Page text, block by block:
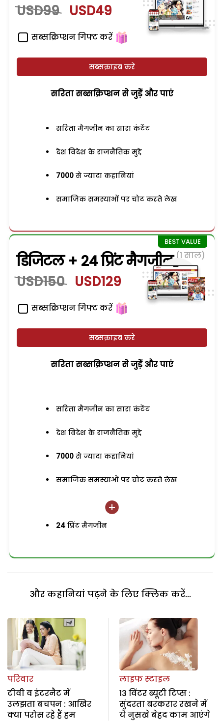
USD99 USD49
सब्सक्रिप्शन गिफ्ट करें
सब्सक्राइब करें
सरिता सब्सक्रिप्शन से जुड़ेें और पाएं
सरिता मैगजीन का सारा कंटेंट
देश विदेश के राजनैतिक मुद्दे
7000 से ज्यादा कहानियां
समाजिक समस्याओं पर चोट करते लेख
डिजिटल + 24 प्रिंट मैगजीन (1 साल)
USD150 USD129
सब्सक्रिप्शन गिफ्ट करें
सब्सक्राइब करें
सरिता सब्सक्रिप्शन से जुड़ेें और पाएं
सरिता मैगजीन का सारा कंटेंट
देश विदेश के राजनैतिक मुद्दे
7000 से ज्यादा कहानियां
समाजिक समस्याओं पर चोट करते लेख
24 प्रिंट मैगजीन
और कहानियां पढ़ने के लिए क्लिक करें...
परिवार
टीवी व इंटरनैट में
उलझता बचपन : आखिर
क्या परोस रहे हैं हम
लाइफ स्टाइल
13 विंटर ब्यूटी टिप्स :
सुंदरता बरकरार रखने में
ये नुसखे बेहद काम आएंगे